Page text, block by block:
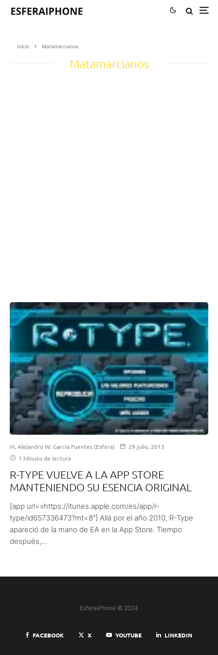
Inicio Matamarcianos
Matamarcianos
M. Alejandro W. García Fuentes (Esfera)
29 julio, 2013
1 Minuto de lectura
R-TYPE VUELVE A LA APP STORE
MANTENIENDO SU ESENCIA ORIGINAL
[app url=»https://itunes.apple.com/es/app/r-
type/id657336473?mt=8″] Allá por el año 2010, R-Type
apareció de la mano de EA en la App Store. Tiempo
después,...
EsferaiPhone © 2024
FACEBOOK X YOUTUBE LINKEDIN